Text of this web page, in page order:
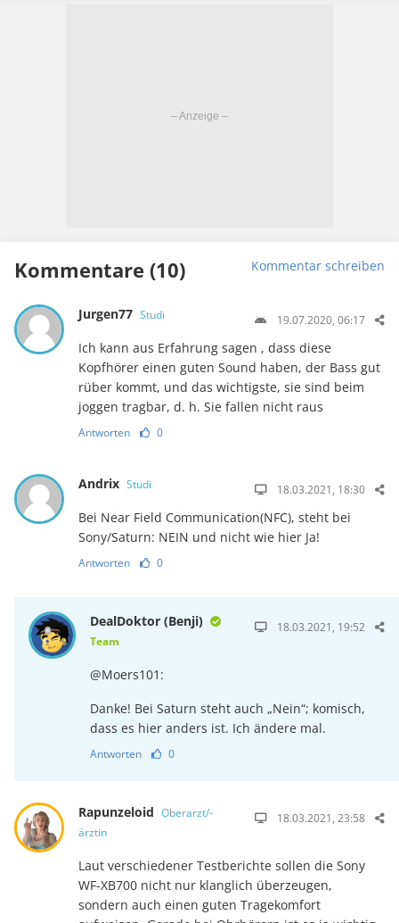
Kommentare (10) Kommentar schreiben
Jurgen77 Studi 19.07.2020, 06:17
Ich kann aus Erfahrung sagen , dass diese
Kopfhörer einen guten Sound haben, der Bass gut
rüber kommt, und das wichtigste, sie sind beim
joggen tragbar, d. h. Sie fallen nicht raus
Antworten 0
Andrix Studi 18.03.2021, 18:30
Bei Near Field Communication(NFC), steht bei
Sony/Saturn: NEIN und nicht wie hier Ja!
Antworten 0
DealDoktor (Benji)
Team
18.03.2021, 19:52
@Moers101:
Danke! Bei Saturn steht auch „Nein“; komisch,
dass es hier anders ist. Ich ändere mal.
Antworten 0
Rapunzeloid Oberarzt/-
ärztin
18.03.2021, 23:58
Laut verschiedener Testberichte sollen die Sony
WF-XB700 nicht nur klanglich über­zeugen,
sondern auch einen guten Tragekomfort